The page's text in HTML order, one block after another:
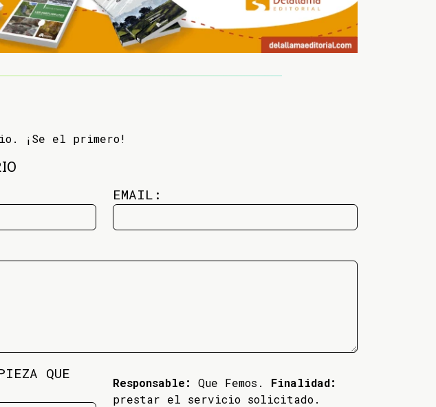
¡Se el primero!
EMAIL:
QUE
Responsable: Que Femos. Finalidad:
prestar el servicio solicitado.